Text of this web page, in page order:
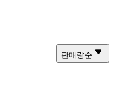
판매량순